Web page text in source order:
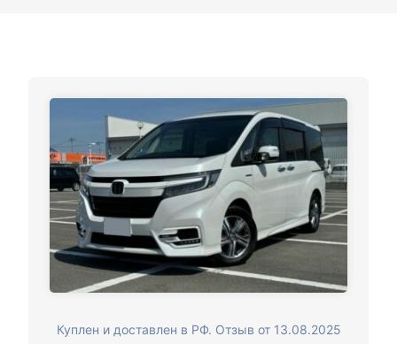
Куплен и доставлен в РФ. Отзыв от 13.08.2025